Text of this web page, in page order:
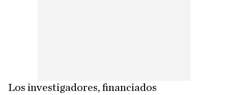
Los investigadores, financiados